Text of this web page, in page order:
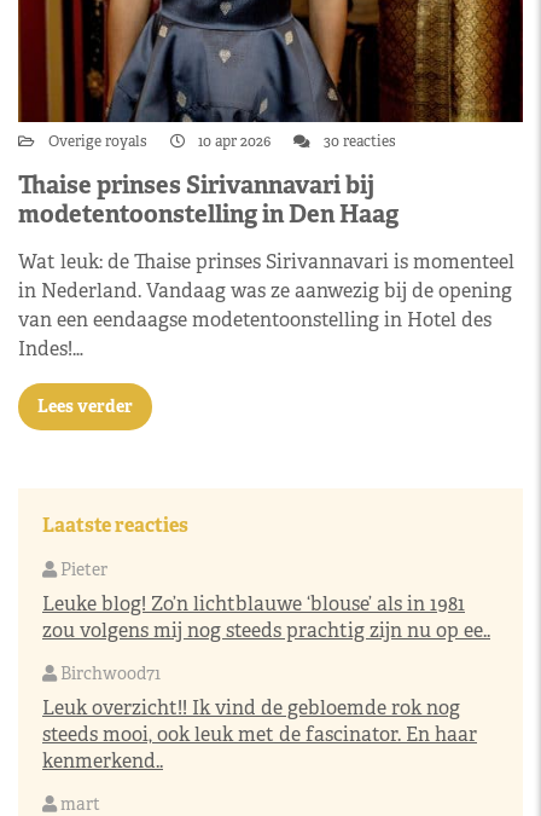
Overige royals 10 apr 2026 30 reacties
Thaise prinses Sirivannavari bij
modetentoonstelling in Den Haag
Wat leuk: de Thaise prinses Sirivannavari is momenteel
in Nederland. Vandaag was ze aanwezig bij de opening
van een eendaagse modetentoonstelling in Hotel des
Indes!…
Lees verder
Laatste reacties
Pieter
Leuke blog! Zo’n lichtblauwe ‘blouse’ als in 1981
zou volgens mij nog steeds prachtig zijn nu op ee..
Birchwood71
Leuk overzicht!! Ik vind de gebloemde rok nog
steeds mooi, ook leuk met de fascinator. En haar
kenmerkend..
mart